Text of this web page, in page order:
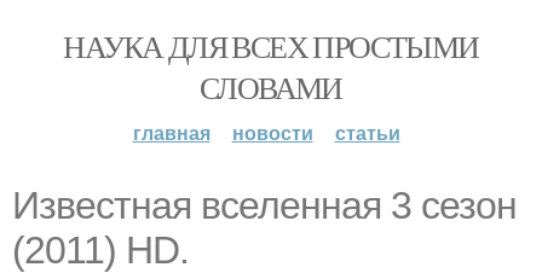
НАУКА ДЛЯ ВСЕХ ПРОСТЫМИ
СЛОВАМИ
главная новости статьи
Известная вселенная 3 сезон
(2011) HD.